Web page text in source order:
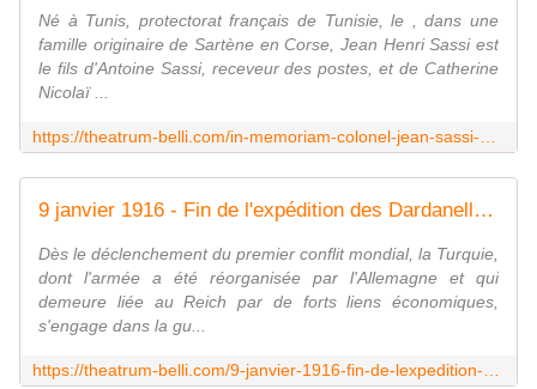
Né à Tunis, protectorat français de Tunisie, le , dans une
famille originaire de Sartène en Corse, Jean Henri Sassi est
le fils d'Antoine Sassi, receveur des postes, et de Catherine
Nicolaï ...
9 janvier 1916 - Fin de l'expédition des Dardanelles, débutée le 19 février 1915
Dès le déclenchement du premier conflit mondial, la Turquie,
dont l'armée a été réorganisée par l'Allemagne et qui
demeure liée au Reich par de forts liens économiques,
s'engage dans la gu...